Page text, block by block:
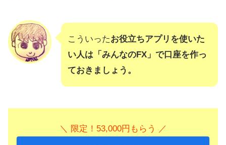
こういったお役立ちアプリを使いた
い人は「みんなのFX」で口座を作っ
ておきましょう。
＼ 限定！53,000円もらう ／